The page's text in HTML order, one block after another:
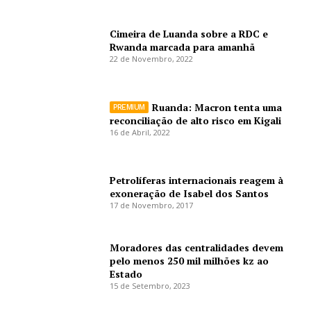
Cimeira de Luanda sobre a RDC e
Rwanda marcada para amanhã
22 de Novembro, 2022
Ruanda: Macron tenta uma
reconciliação de alto risco em Kigali
16 de Abril, 2022
Petrolíferas internacionais reagem à
exoneração de Isabel dos Santos
17 de Novembro, 2017
Moradores das centralidades devem
pelo menos 250 mil milhões kz ao
Estado
15 de Setembro, 2023